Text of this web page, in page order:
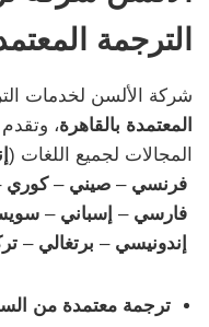
الترجمة
شركة الألسن لخدمات
المعتمدة بالقاهرة،
المجالات لجميع اللغات (
فرنسي – صيني –كوري
فارسي – إسباني –
إندونيسي – برتغالي –
ترجمة معتمدة من